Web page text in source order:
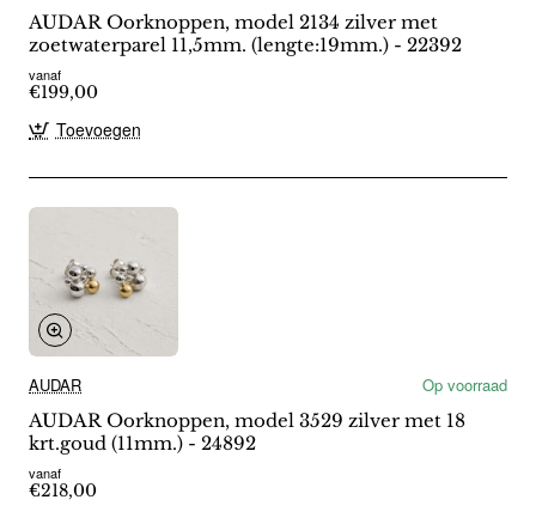
AUDAR Oorknoppen, model 2134 zilver met
zoetwaterparel 11,5mm. (lengte:19mm.) - 22392
vanaf
€199,00
Toevoegen
AUDAR
Op voorraad
AUDAR Oorknoppen, model 3529 zilver met 18
krt.goud (11mm.) - 24892
vanaf
€218,00